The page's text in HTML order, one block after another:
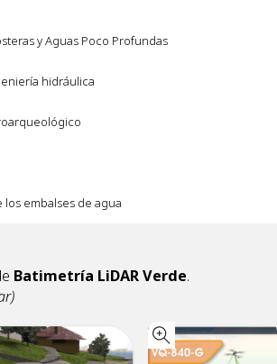
y Aguas Poco Profundas
hidráulica
embalses de agua
Batimetría LiDAR Verde.